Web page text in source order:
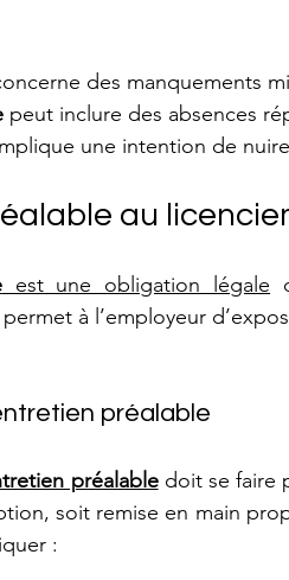
des manquements
peut inclure des absences
une intention de
au
est une obligation légale
à l’employeur
préalable
préalable doit se faire
soit remise en main
: